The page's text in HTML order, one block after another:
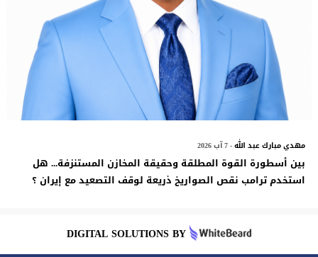
مهدي مبارك عبد الله- 7 آب 2026
بين أسطورة القوة المطلقة وحقيقة المخازن المستنزفة... هل
استخدم ترامب نقص الصواريخ ذريعة لوقف التصعيد مع إيران ؟
DIGITAL SOLUTIONS BY